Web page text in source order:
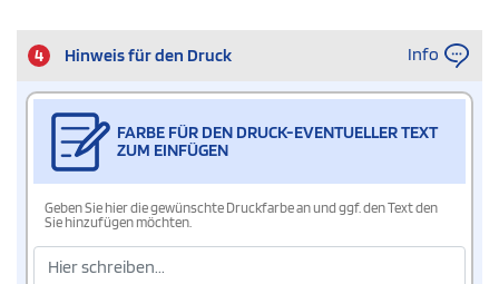
4 Hinweis für den Druck Info
FARBE FÜR DEN DRUCK-EVENTUELLER TEXT
ZUM EINFÜGEN
Geben Sie hier die gewünschte Druckfarbe an und ggf. den Text den
Sie hinzufügen möchten.